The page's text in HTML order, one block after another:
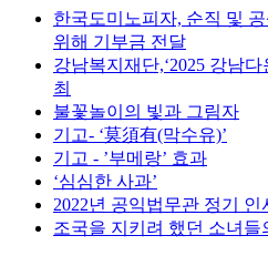
한국도미노피자, 순직 및
위해 기부금 전달
강남복지재단,‘2025 강남
최
불꽃놀이의 빛과 그림자
기고- ‘莫須有(막수유)’
기고 - ’부메랑’ 효과
‘심심한 사과’
2022년 공익법무관 정기 인
조국을 지키려 했던 소녀들